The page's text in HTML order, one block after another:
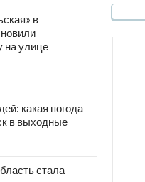
в
на улице
какая погода
в выходные
стала